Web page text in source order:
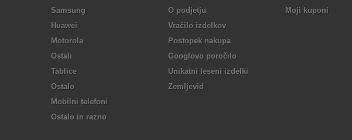
Samsung
Huawei
Motorola
Ostali
Tablice
Ostalo
Mobilni telefoni
Ostalo in razno
O podjetju
Vračilo izdelkov
Postopek nakupa
Googlovo poročilo
Unikatni leseni izdelki
Zemljevid
Moji kuponi